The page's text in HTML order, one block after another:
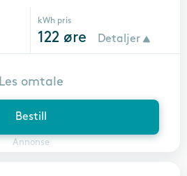
kWh pris
122 øre Detaljer
Bestill
Annonse
Les omtale